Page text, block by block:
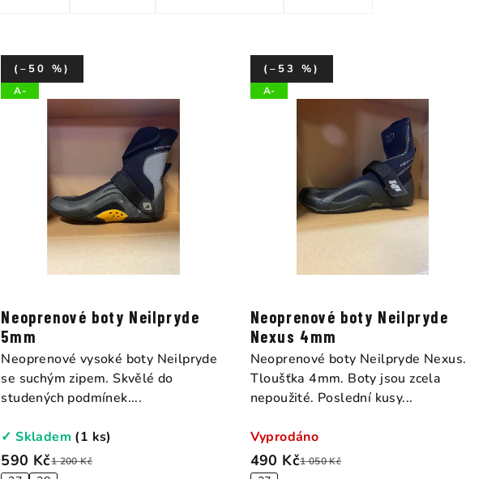
A-
Neoprenové boty Neilpryde
5mm
590 Kč1 200 Kč
(–50 %)
✓ Skladem (1 ks)
Neoprenové vysoké boty Neilpryde
se suchým zipem. Skvělé do
studených podmínek....
A-
Neoprenové boty Neilpryde
Nexus 4mm
490 Kč1 050 Kč
(–53 %)
Vyprodáno
Neoprenové boty Neilpryde Nexus.
Tloušťka 4mm. Boty jsou zcela
nepoužité. Poslední kusy...